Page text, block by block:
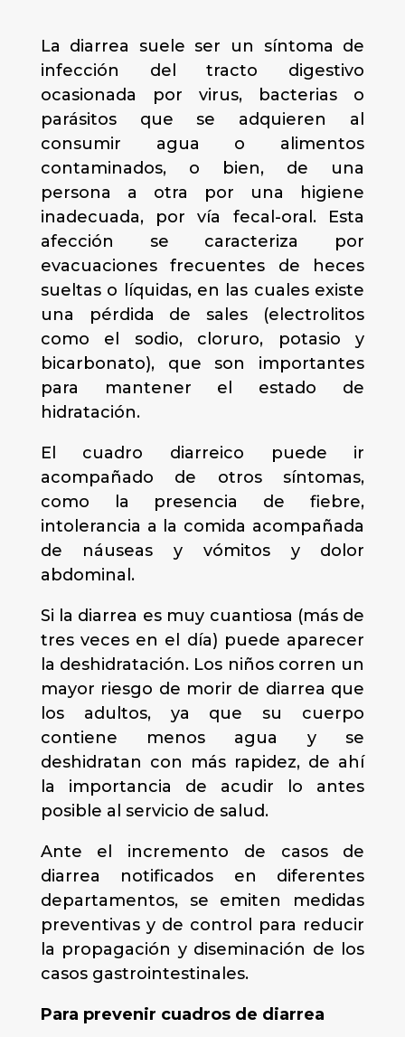
La diarrea suele ser un síntoma de
infección del tracto digestivo
ocasionada por virus, bacterias o
parásitos que se adquieren al
consumir agua o alimentos
contaminados, o bien, de una
persona a otra por una higiene
inadecuada, por vía fecal-oral. Esta
afección se caracteriza por
evacuaciones frecuentes de heces
sueltas o líquidas, en las cuales existe
una pérdida de sales (electrolitos
como el sodio, cloruro, potasio y
bicarbonato), que son importantes
para mantener el estado de
hidratación.
El cuadro diarreico puede ir
acompañado de otros síntomas,
como la presencia de fiebre,
intolerancia a la comida acompañada
de náuseas y vómitos y dolor
abdominal.
Si la diarrea es muy cuantiosa (más de
tres veces en el día) puede aparecer
la deshidratación. Los niños corren un
mayor riesgo de morir de diarrea que
los adultos, ya que su cuerpo
contiene menos agua y se
deshidratan con más rapidez, de ahí
la importancia de acudir lo antes
posible al servicio de salud.
Ante el incremento de casos de
diarrea notificados en diferentes
departamentos, se emiten medidas
preventivas y de control para reducir
la propagación y diseminación de los
casos gastrointestinales.
Para prevenir cuadros de diarrea